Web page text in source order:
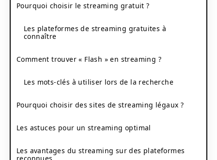
Pourquoi choisir le streaming gratuit ?
Les plateformes de streaming gratuites à
connaître
Comment trouver « Flash » en streaming ?
Les mots-clés à utiliser lors de la recherche
Pourquoi choisir des sites de streaming légaux ?
Les astuces pour un streaming optimal
Les avantages du streaming sur des plateformes
reconnues